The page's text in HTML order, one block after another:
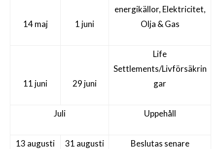
14 maj 1 juni
energikällor, Elektricitet,
Olja & Gas
11 juni 29 juni
Life
Settlements/Livförsäkrin
gar
Juli Uppehåll
13 augusti 31 augusti Beslutas senare